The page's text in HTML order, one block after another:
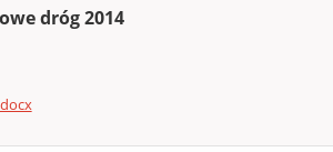
dróg 2014